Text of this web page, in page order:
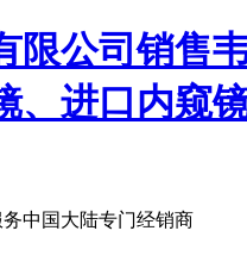
限公司销售
、进口内窥
中国大陆专门经销商